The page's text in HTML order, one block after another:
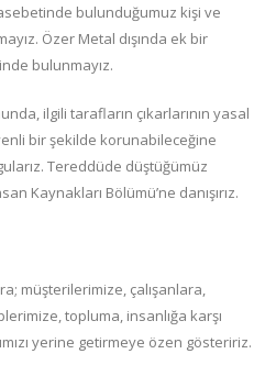
bulunduğumuz kişi ve
Özer Metal dışında ek bir
bulunmayız.
ilgili tarafların çıkarlarının yasal
bir şekilde korunabileceğine
Tereddüde düştüğümüz
Kaynakları Bölümü’ne danışırız.
müşterilerimize, çalışanlara,
topluma, insanlığa karşı
yerine getirmeye özen gösteririz.